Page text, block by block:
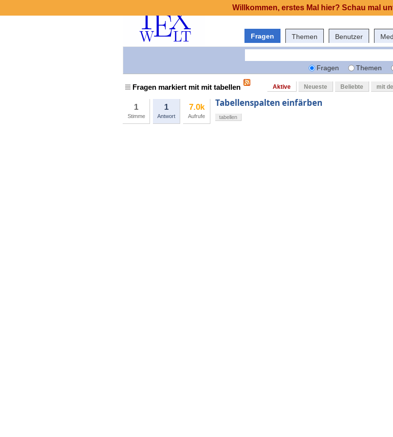
Fragen Themen Benutzer
Fragen Themen
Fragen markiert mit mit tabellen Aktive Neueste Beliebte mit
1
Stimme
1
Antwort
7.0k
Aufrufe
Tabellenspalten einfärben
tabellen
Willkommen, erstes Mal hier? Schau mal